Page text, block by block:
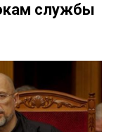
службы